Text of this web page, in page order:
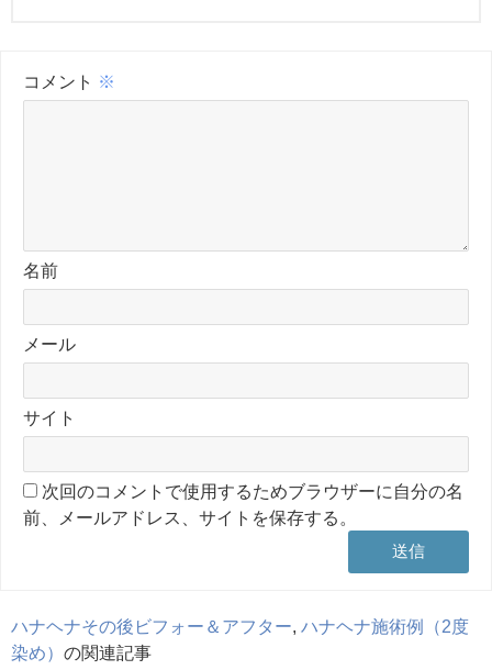
コメント ※
名前
メール
サイト
次回のコメントで使用するためブラウザーに自分の名
前、メールアドレス、サイトを保存する。
ハナヘナその後ビフォー＆アフター, ハナヘナ施術例（2度
染め） の関連記事